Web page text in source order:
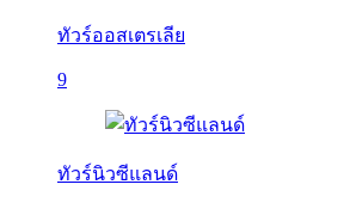
ทัวร์ออสเตรเลีย
9
ทัวร์นิวซีแลนด์